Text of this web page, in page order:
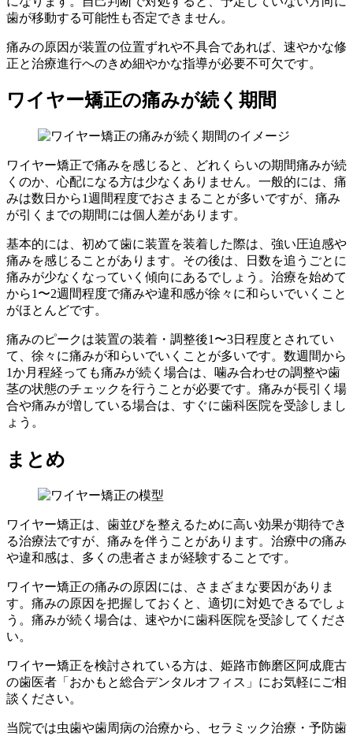
歯が移動する可能性も否定できません。
痛みの原因が装置の位置ずれや不具合であれば、速やかな修
正と治療進行へのきめ細やかな指導が必要不可欠です。
ワイヤー矯正の痛みが続く期間
ワイヤー矯正で痛みを感じると、どれくらいの期間痛みが続
くのか、心配になる方は少なくありません。一般的には、痛
みは数日から1週間程度でおさまることが多いですが、痛み
が引くまでの期間には個人差があります。
基本的には、初めて歯に装置を装着した際は、強い圧迫感や
痛みを感じることがあります。その後は、日数を追うごとに
痛みが少なくなっていく傾向にあるでしょう。治療を始めて
から1〜2週間程度で痛みや違和感が徐々に和らいでいくこと
がほとんどです。
痛みのピークは装置の装着・調整後1〜3日程度とされてい
て、徐々に痛みが和らいでいくことが多いです。数週間から
1か月程経っても痛みが続く場合は、噛み合わせの調整や歯
茎の状態のチェックを行うことが必要です。痛みが長引く場
合や痛みが増している場合は、すぐに歯科医院を受診しまし
ょう。
まとめ
ワイヤー矯正は、歯並びを整えるために高い効果が期待でき
る治療法ですが、痛みを伴うことがあります。治療中の痛み
や違和感は、多くの患者さまが経験することです。
ワイヤー矯正の痛みの原因には、さまざまな要因がありま
す。痛みの原因を把握しておくと、適切に対処できるでしょ
う。痛みが続く場合は、速やかに歯科医院を受診してくださ
い。
ワイヤー矯正を検討されている方は、姫路市飾磨区阿成鹿古
の歯医者「おかもと総合デンタルオフィス」にお気軽にご相
談ください。
当院では虫歯や歯周病の治療から、セラミック治療・予防歯